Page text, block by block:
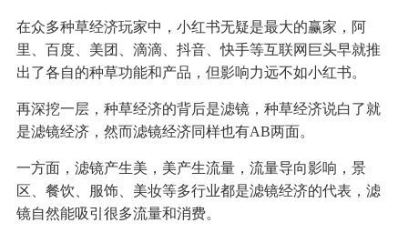
在众多种草经济玩家中，小红书无疑是最大的赢家，阿
里、百度、美团、滴滴、抖音、快手等互联网巨头早就推
出了各自的种草功能和产品，但影响力远不如小红书。
再深挖一层，种草经济的背后是滤镜，种草经济说白了就
是滤镜经济，然而滤镜经济同样也有AB两面。
一方面，滤镜产生美，美产生流量，流量导向影响，景
区、餐饮、服饰、美妆等多行业都是滤镜经济的代表，滤
镜自然能吸引很多流量和消费。